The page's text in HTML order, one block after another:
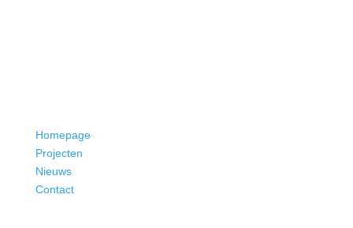
Homepage
Projecten
Nieuws
Contact